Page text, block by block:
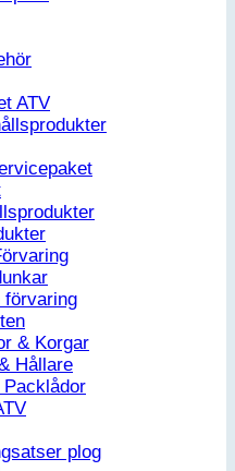
ATV
förvaring
& Korgar
Hållare
Packlådor
plog